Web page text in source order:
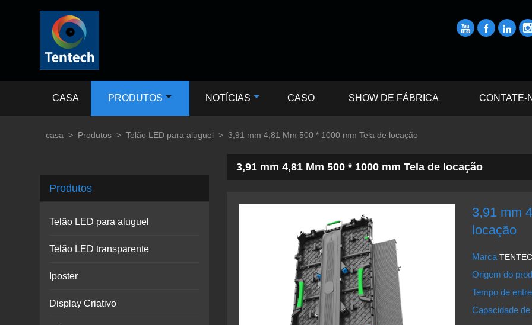
   
CASA PRODUTOS NOTÍCIAS CASO SHOW DE FÁBRICA CONTATE-
casa > Produtos > Telão LED para aluguel > 3,91 mm 4,81 Mm 500 * 1000 mm Tela de locação
3,91 mm 4,81 Mm 500 * 1000 mm Tela de locação
3,91 mm
locação
Marca
Origem do
Tempo de
Capacidade
Produtos
Telão LED para aluguel
Telão LED transparente
Iposter
Display Criativo